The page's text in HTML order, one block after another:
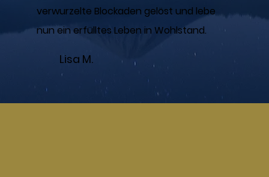
verwurzelte Blockaden gelöst und lebe
nun ein erfülltes Leben in Wohlstand.
Lisa M.